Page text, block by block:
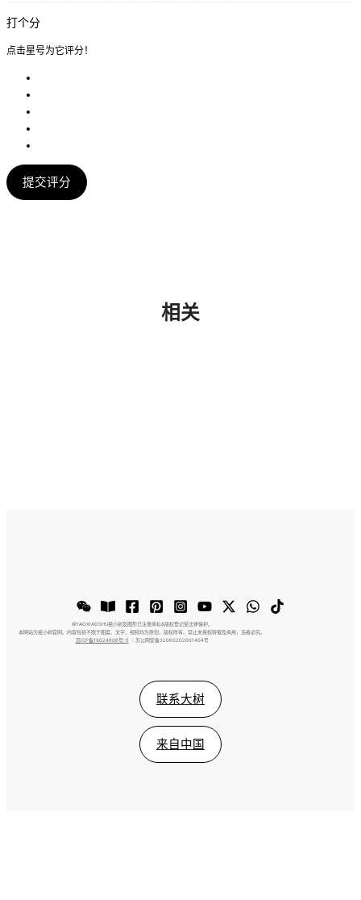
打个分
点击星号为它评分！
提交评分
相关
©️YAOXIAOSHU摇小树及图形已注册商标&版权登记受法律保护。
本网站为摇小树官网。内容包括不限于图案、文字、视频均为原创，版权所有。禁止未授权转载及商用，违者必究。
苏ICP备19024806号-5 ｜苏公网安备32060202001404号
联系大树
来自中国